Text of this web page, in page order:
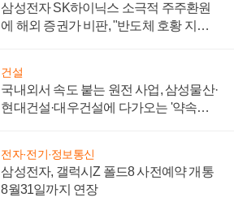
삼성전자 SK하이닉스 소극적 주주환원
에 해외 증권가 비판, "반도체 호황 지속
건설
국내외서 속도 붙는 원전 사업, 삼성물산·
현대건설·대우건설에 다가오는 '약속의
전자·전기·정보통신
삼성전자, 갤럭시Z 폴드8 사전예약 개통
8월31일까지 연장